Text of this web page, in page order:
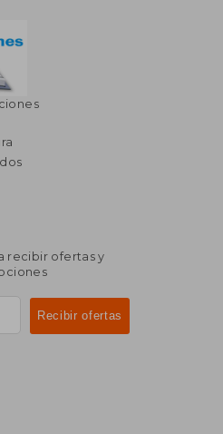
recibir ofertas y